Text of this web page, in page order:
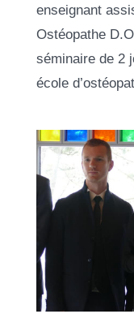
enseignant
Ostéopathe
séminaire de 2
école